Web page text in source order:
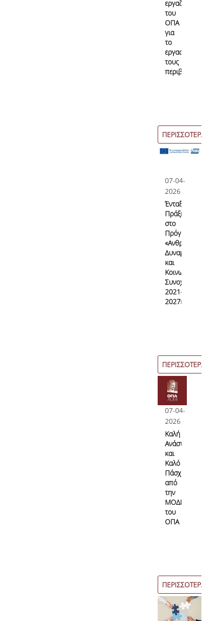
εργαζόμενοι
του
ΟΠΑ
για
το
εργασιακό
τους
περιβάλλον;
ΠΕΡΙΣΣΟΤΕΡΑ
07-04-
2026
Ένταξη
Πράξης
στο
Πρόγραμμα
«Ανθρώπινο
Δυναμικό
και
Κοινωνική
Συνοχή
2021–
2027»
ΠΕΡΙΣΣΟΤΕΡΑ
07-04-
2026
Καλή
Ανάσταση
και
Καλό
Πάσχα
από
την
ΜΟΔΙΠ
του
ΟΠΑ
ΠΕΡΙΣΣΟΤΕΡΑ